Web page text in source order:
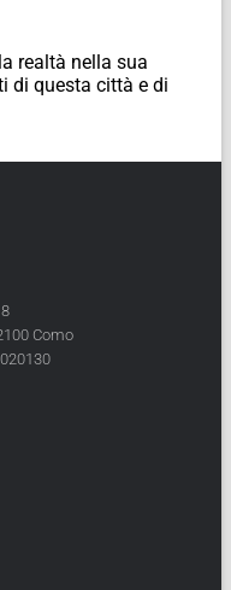
realtà nella sua
di questa città e di
Como